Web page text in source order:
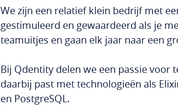
We zijn een relatief klein bedrijf met
gestimuleerd en gewaardeerd als je
teamuitjes en gaan elk jaar naar een
Bij Qdentity delen we een passie voor
daarbij past met technologieën als
en PostgreSQL.